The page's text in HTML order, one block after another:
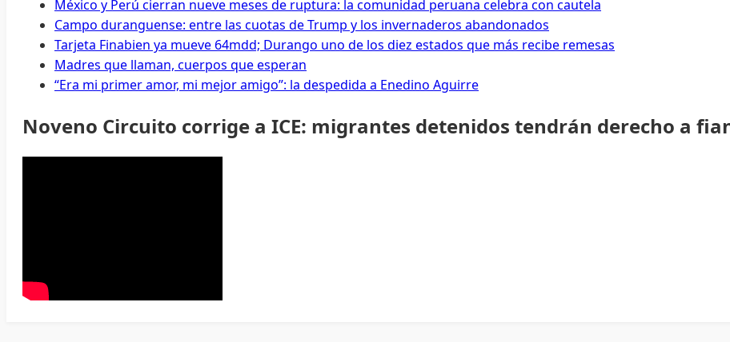
México y Perú cierran nueve meses de ruptura: la comunidad peruana celebra con cautela
Campo duranguense: entre las cuotas de Trump y los invernaderos abandonados
Tarjeta Finabien ya mueve 64mdd; Durango uno de los diez estados que más recibe remesas
Madres que llaman, cuerpos que esperan
“Era mi primer amor, mi mejor amigo”: la despedida a Enedino Aguirre
Noveno Circuito corrige a ICE: migrantes detenidos tendrán derecho a